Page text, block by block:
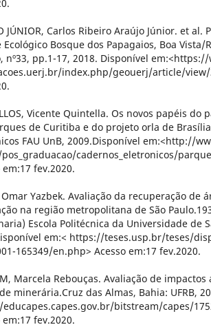
JÚNIOR, Carlos Ribeiro Araújo Júnior. et al.
Ecológico Bosque dos Papagaios, Boa Vista/
nº33, pp.1-17, 2018. Disponível
index.php/geouerj/article/view/
Vicente Quintella. Os novos papéis do
de Curitiba e do projeto orla de
FAU UnB, 2009.Disponível em:<http://
cadernos_eletronicos/
em:17 fev.2020.
Omar Yazbek. Avaliação da recuperação de
na região metropolitana de São
Escola Politécnica da Universidade de
em:< https://teses.usp.br/teses/
165349/en.php> Acesso em:17 fev.2020.
Marcela Rebouças. Avaliação de
minerária.Cruz das Almas, Bahia: UFRB,
bitstream/capes/
em:17 fev.2020.